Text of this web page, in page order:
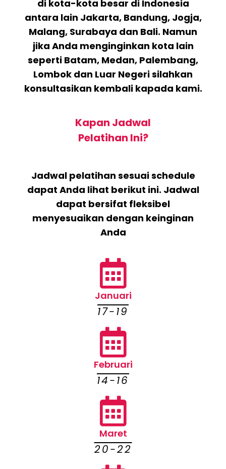
di kota-kota besar di Indonesia
antara lain Jakarta, Bandung, Jogja,
Malang, Surabaya dan Bali. Namun
jika Anda menginginkan kota lain
seperti Batam, Medan, Palembang,
Lombok dan Luar Negeri silahkan
konsultasikan kembali kapada kami.
Kapan Jadwal
Pelatihan Ini?
Jadwal pelatihan sesuai schedule
dapat Anda lihat berikut ini. Jadwal
dapat bersifat fleksibel
menyesuaikan dengan keinginan
Anda
Januari
17-19
Februari
14-16
Maret
20-22